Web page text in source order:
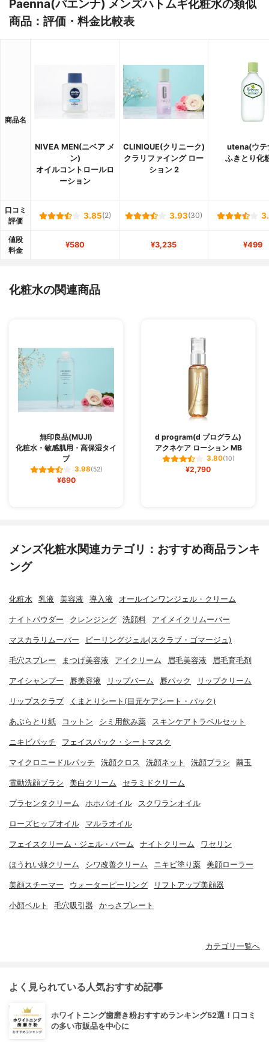
Paenna(パエンナ) メンズハトムギ化粧水の類似
商品：評価・料金比較表
商品名
NIVEA MEN(ニベア メ
ン)
オイルコントロールロ
ーション
CLINIQUE(クリニーク)
クラリファイング ロー
ション 2
utena(ウテ
ふきとり化
口コミ
評価
3.85(2) 3.93(30)
値段
料金
¥580 ¥3,235 ¥499
化粧水の関連商品
無印良品(MUJI)
化粧水・敏感肌用・高保湿タイ
プ
3.98(52)
¥690
d program(d プログラム)
アクネケア ローション MB
3.80(10)
¥2,790
メンズ化粧水関連カテゴリ：おすすめ商品ランキ
ング
化粧水 乳液 美容液 導入液 オールインワンジェル・クリーム
ナイトパウダー クレンジング 洗顔料 アイメイクリムーバー
マスカラリムーバー ピーリングジェル(スクラブ・ゴマージュ)
毛穴スプレー まつげ美容液 アイクリーム 眉毛美容液 眉毛育毛剤
アイシャンプー 唇美容液 リップバーム 唇パック リップクリーム
リップスクラブ くまとりシート(目元ケアシート・パック)
あぶらとり紙 コットン シミ用飲み薬 スキンケアトラベルセット
ニキビパッチ フェイスパック・シートマスク
マイクロニードルパッチ 洗顔クロス 洗顔ネット 洗顔ブラシ 繭玉
電動洗顔ブラシ 美白クリーム セラミドクリーム
プラセンタクリーム ホホバオイル スクワランオイル
ローズヒップオイル マルラオイル
フェイスクリーム・ジェル・バーム ナイトクリーム ワセリン
ほうれい線クリーム シワ改善クリーム ニキビ塗り薬 美顔ローラー
美顔スチーマー ウォーターピーリング リフトアップ美顔器
小顔ベルト 毛穴吸引器 かっさプレート
カテゴリ一覧へ
よく見られている人気おすすめ記事
ホワイトニング歯磨き粉おすすめランキング52選！口コミ
の多い市販品を中心に